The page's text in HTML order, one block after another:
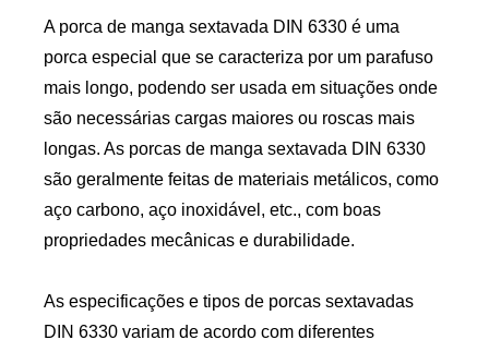
A porca de manga sextavada DIN 6330 é uma
porca especial que se caracteriza por um parafuso
mais longo, podendo ser usada em situações onde
são necessárias cargas maiores ou roscas mais
longas. As porcas de manga sextavada DIN 6330
são geralmente feitas de materiais metálicos, como
aço carbono, aço inoxidável, etc., com boas
propriedades mecânicas e durabilidade.
As especificações e tipos de porcas sextavadas
DIN 6330 variam de acordo com diferentes